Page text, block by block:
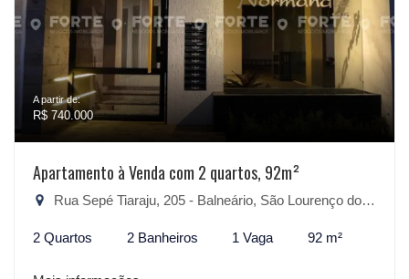
A partir de:
R$ 740.000
Apartamento à Venda com 2 quartos, 92m²
Rua Sepé Tiaraju, 205 - Balneário, São Lourenço do Sul-RS
2 Quartos 2 Banheiros 1 Vaga 92 m²